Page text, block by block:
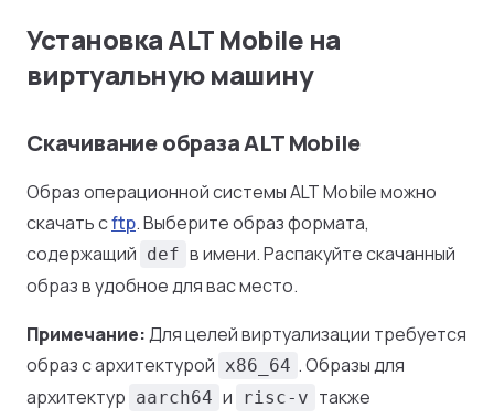
Установка ALT Mobile на
виртуальную машину
Скачивание образа ALT Mobile
Образ операционной системы ALT Mobile можно
скачать сftp. Выберите образ формата,
содержащий def в имени. Распакуйте скачанный
образ в удобное для вас место.
Примечание:Для целей виртуализации требуется
образ с архитектурой x86_64 . Образы для
архитектур aarch64 и risc-v также